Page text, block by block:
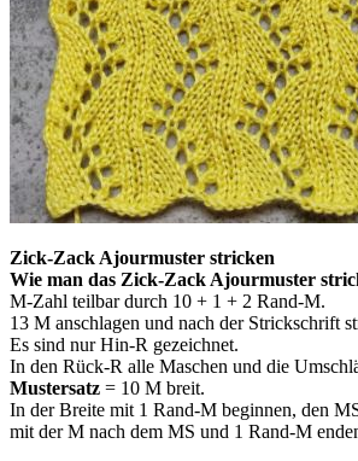
Zick-Zack Ajourmuster stricken
Wie man das Zick-Zack Ajourmuster
M-Zahl teilbar durch 10 + 1 + 2 Rand-M.
13 M anschlagen und nach der Strickschrift
Es sind nur Hin-R gezeichnet.
In den Rück-R alle Maschen und die
Mustersatz = 10 M breit.
In der Breite mit 1 Rand-M beginnen, den
mit der M nach dem MS und 1 Rand-M